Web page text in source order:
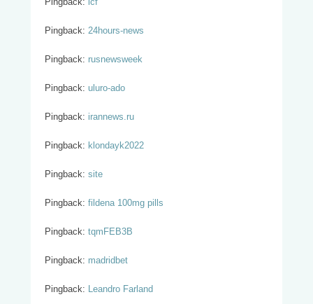
Pingback: 24hours-news
Pingback: rusnewsweek
Pingback: uluro-ado
Pingback: irannews.ru
Pingback: klondayk2022
Pingback: site
Pingback: fildena 100mg pills
Pingback: tqmFEB3B
Pingback: madridbet
Pingback: Leandro Farland